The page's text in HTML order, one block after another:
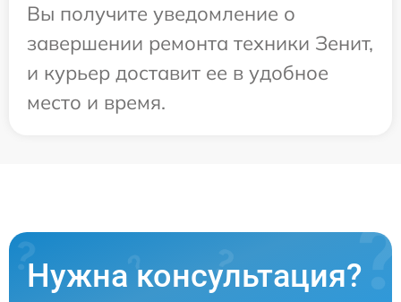
Вы получите уведомление о
завершении ремонта техники Зенит,
и курьер доставит ее в удобное
место и время.
Нужна консультация?